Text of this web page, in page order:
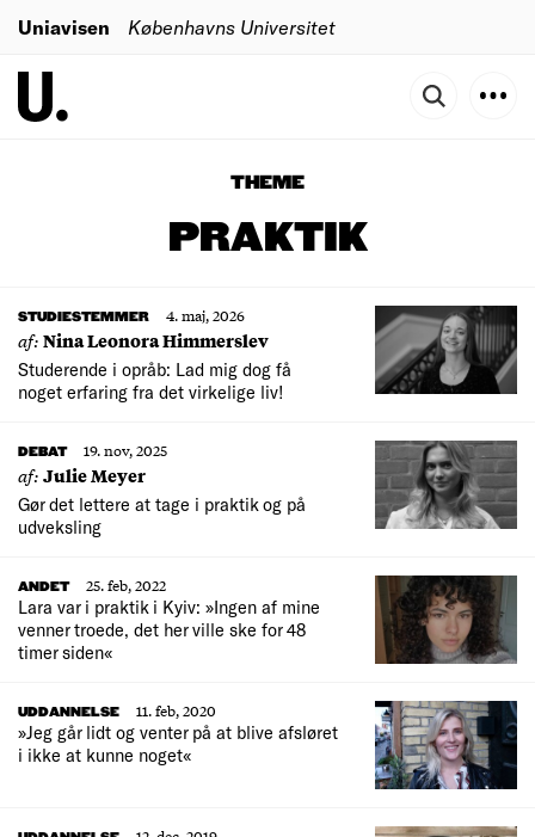
Uniavisen Københavns Universitet
THEME
PRAKTIK
STUDIESTEMMER 4. maj, 2026
af:Nina Leonora Himmerslev
Studerende i opråb: Lad mig dog få
noget erfaring fra det virkelige liv!
DEBAT 19. nov, 2025
af:Julie Meyer
Gør det lettere at tage i praktik og på
udveksling
ANDET
25. feb, 2022
Lara var i praktik i Kyiv: »Ingen af mine
venner troede, det her ville ske for 48
timer siden«
UDDANNELSE
11. feb, 2020
»Jeg går lidt og venter på at blive afsløret
i ikke at kunne noget«